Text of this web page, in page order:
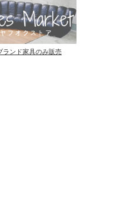
ランド家具のみ販売